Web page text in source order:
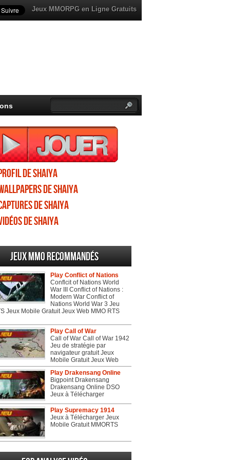
Jeux MMORPG en Ligne Gratuits
de Shaiya
de Shaiya
de Shaiya
de Shaiya
Jeux MMO recommandés
Play Conflict of Nations
Conflcit of Nations World
War III Conflict of Nations :
Modern War Conflict of
Nations World War 3 Jeu
Jeux Mobile Gratuit Jeux Web MMO RTS
Play Call of War
Call of War Call of War 1942
Jeu de stratégie par
navigateur gratuit Jeux
Mobile Gratuit Jeux Web
Play Drakensang Online
Bigpoint Drakensang
Drakensang Online DSO
Jeux à Télécharger
Play Supremacy 1914
Jeux à Télécharger Jeux
Mobile Gratuit MMORTS